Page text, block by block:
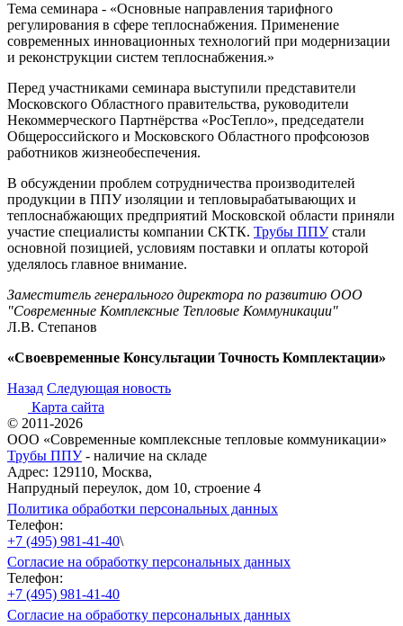
Тема семинара - «Основные направления тарифного
регулирования в сфере теплоснабжения. Применение
современных инновационных технологий при модернизации
и реконструкции систем теплоснабжения.»
Перед участниками семинара выступили представители
Московского Областного правительства, руководители
Некоммерческого Партнёрства «РосТепло», председатели
Общероссийского и Московского Областного профсоюзов
работников жизнеобеспечения.
В обсуждении проблем сотрудничества производителей
продукции в ППУ изоляции и тепловырабатывающих и
теплоснабжающих предприятий Московской области приняли
участие специалисты компании СКТК. Трубы ППУстали
основной позицией, условиям поставки и оплаты которой
уделялось главное внимание.
Заместитель генерального директора по развитию ООО
"Современные Комплексные Тепловые Коммуникации"
Л.В. Степанов
«Своевременные Консультации Точность Комплектации»
Назад Следующая новость
Карта сайта
© 2011-2026
ООО «Современные комплексные тепловые коммуникации»
Трубы ППУ- наличие на складе
Адрес: 129110, Москва,
Напрудный переулок, дом 10, строение 4
Политика обработки персональных данных
Телефон:
+7 (495) 981-41-40\
Согласие на обработку персональных данных
Телефон:
+7 (495) 981-41-40
Согласие на обработку персональных данных